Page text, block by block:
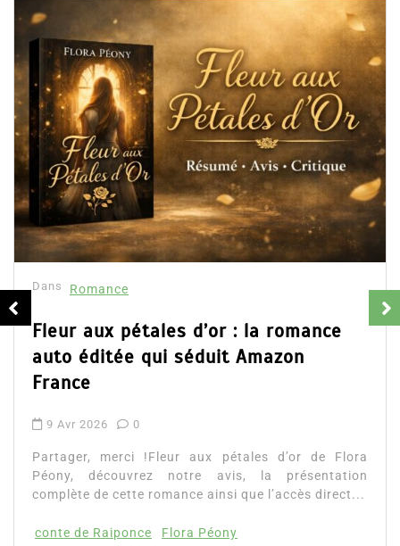
Dans Romance
Fleur aux pétales d’or : la romance
auto éditée qui séduit Amazon
France
9 Avr 2026 0
Partager, merci !Fleur aux pétales d’or de Flora
Péony, découvrez notre avis, la présentation
complète de cette romance ainsi que l’accès direct...
conte de Raiponce
Flora Péony